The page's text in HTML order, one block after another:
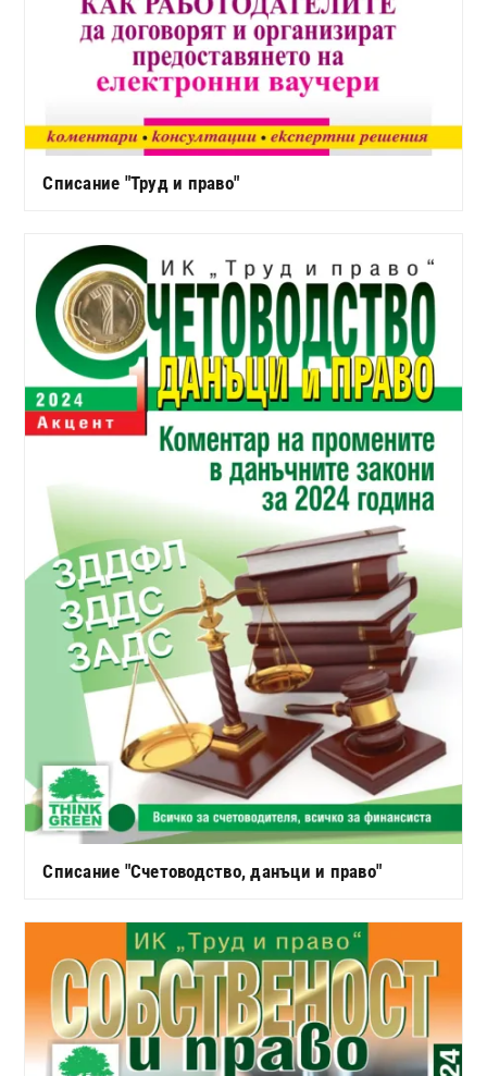
Списание "Труд и право"
Списание "Счетоводство, данъци и право"